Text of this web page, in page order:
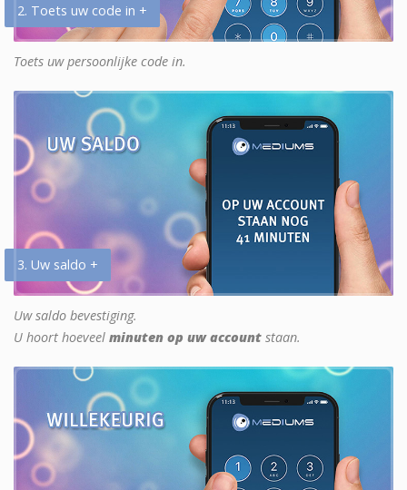
2. Toets uw code in +
Toets uw persoonlijke code in.
3. Uw saldo +
Uw saldo bevestiging.
U hoort hoeveel minuten op uw account staan.